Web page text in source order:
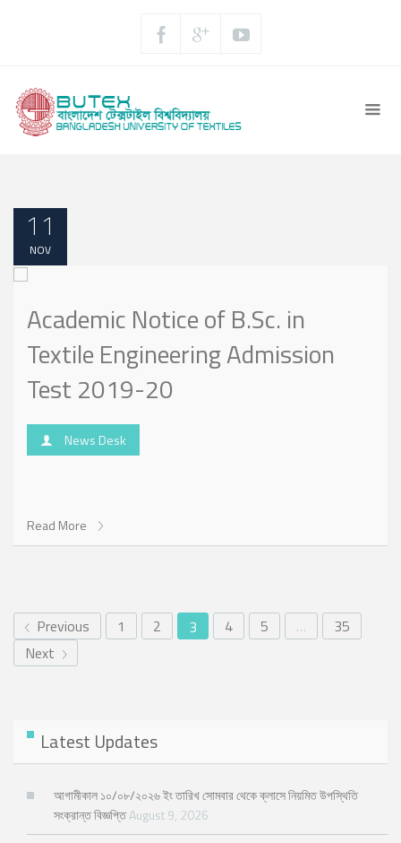
11
NOV
Academic Notice of B.Sc. in
Textile Engineering Admission
Test 2019-20
News Desk
Read More
Previous 1 2 3 4 5 …
35
Next
Latest Updates
আগামীকাল ১০/০৮/২০২৬ ইং তারিখ সোমবার থেকে ক্লাসে নিয়মিত উপস্থিতি
সংক্রান্ত বিজ্ঞপ্তিAugust 9, 2026